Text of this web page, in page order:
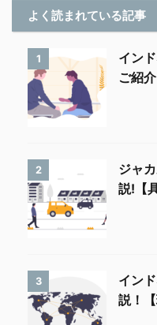
よく読まれている記事
1
イン
ご紹
2
ジャ
説!【
3
イン
説！